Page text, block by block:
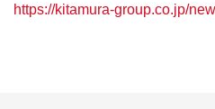
https://kitamura-group.co.jp/